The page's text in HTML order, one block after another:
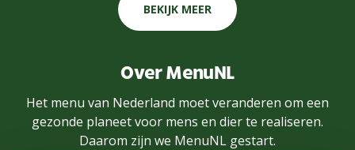
BEKIJK MEER
Over MenuNL
Het menu van Nederland moet veranderen om een
gezonde planeet voor mens en dier te realiseren.
Daarom zijn we MenuNL gestart.